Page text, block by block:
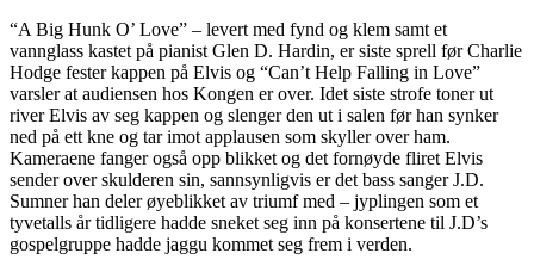
“A Big Hunk O’ Love” – levert med fynd og klem samt et
vannglass kastet på pianist Glen D. Hardin, er siste sprell før Charlie
Hodge fester kappen på Elvis og “Can’t Help Falling in Love”
varsler at audiensen hos Kongen er over. Idet siste strofe toner ut
river Elvis av seg kappen og slenger den ut i salen før han synker
ned på ett kne og tar imot applausen som skyller over ham.
Kameraene fanger også opp blikket og det fornøyde fliret Elvis
sender over skulderen sin, sannsynligvis er det bass sanger J.D.
Sumner han deler øyeblikket av triumf med – jyplingen som et
tyvetalls år tidligere hadde sneket seg inn på konsertene til J.D’s
gospelgruppe hadde jaggu kommet seg frem i verden.